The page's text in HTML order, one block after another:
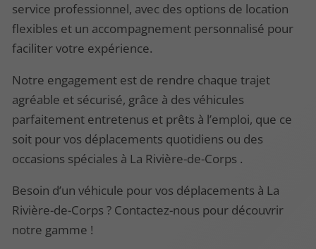
service professionnel, avec des options de location
flexibles et un accompagnement personnalisé pour
faciliter votre expérience.
Notre engagement est de rendre chaque trajet
agréable et sécurisé, grâce à des véhicules
parfaitement entretenus et prêts à l’emploi, que ce
soit pour vos déplacements quotidiens ou des
occasions spéciales à La Rivière-de-Corps .
Besoin d’un véhicule pour vos déplacements à La
Rivière-de-Corps ? Contactez-nous pour découvrir
notre gamme !